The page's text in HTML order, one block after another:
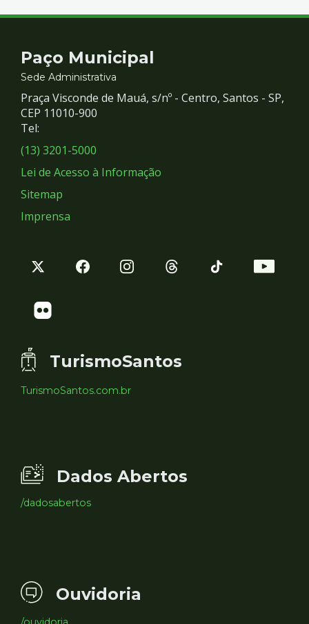
Contato
e
Redes
Sociais
Paço Municipal
Sede Administrativa
Praça Visconde de Mauá, s/nº - Centro, Santos - SP,
CEP 11010-900
Tel:
(13) 3201-5000
Lei de Acesso à Informação
Sitemap
Imprensa
TurismoSantos
TurismoSantos.com.br
Dados Abertos
/dadosabertos
Ouvidoria